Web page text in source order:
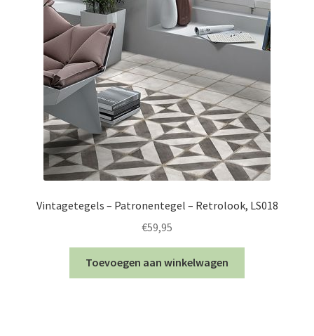
Vintagetegels – Patronentegel – Retrolook, LS018
€59,95
Toevoegen aan winkelwagen